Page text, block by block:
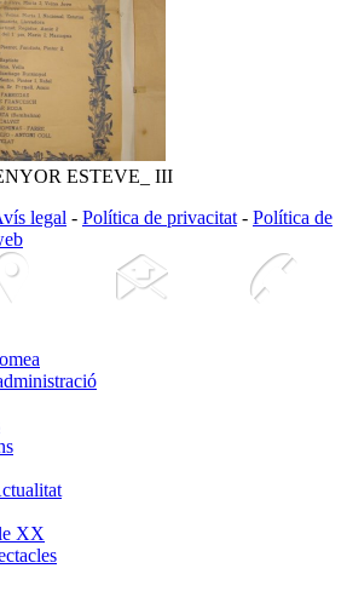
ESTEVE_ III
legal - Política de privacitat - Política de
XX